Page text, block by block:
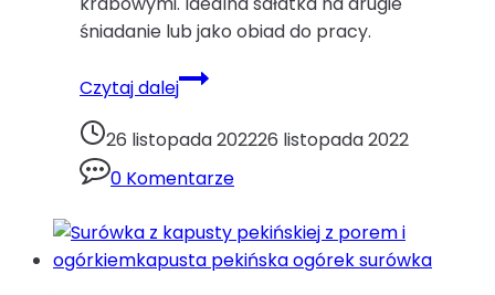
śniadanie lub jako obiad do pracy.
Czytaj dalejSałatka
ryżowa
z
ogórkiemkukurydza
ogórek
krabowe
ryż
26 listopada 202226 listopada 2022
0 Komentarze